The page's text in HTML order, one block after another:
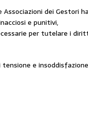
dei Gestori
e punitivi,
per tutelare i
e